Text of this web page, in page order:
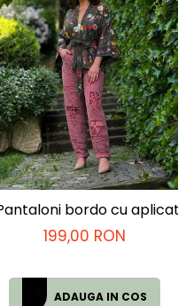
decorative si snur in
bordo cu
199,00 RON
ADAUGA IN COS